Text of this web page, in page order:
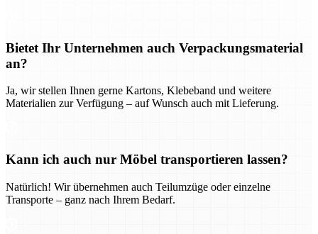
Bietet Ihr Unternehmen auch Verpackungsmaterial
an?
Ja, wir stellen Ihnen gerne Kartons, Klebeband und weitere
Materialien zur Verfügung – auf Wunsch auch mit Lieferung.
Kann ich auch nur Möbel transportieren lassen?
Natürlich! Wir übernehmen auch Teilumzüge oder einzelne
Transporte – ganz nach Ihrem Bedarf.